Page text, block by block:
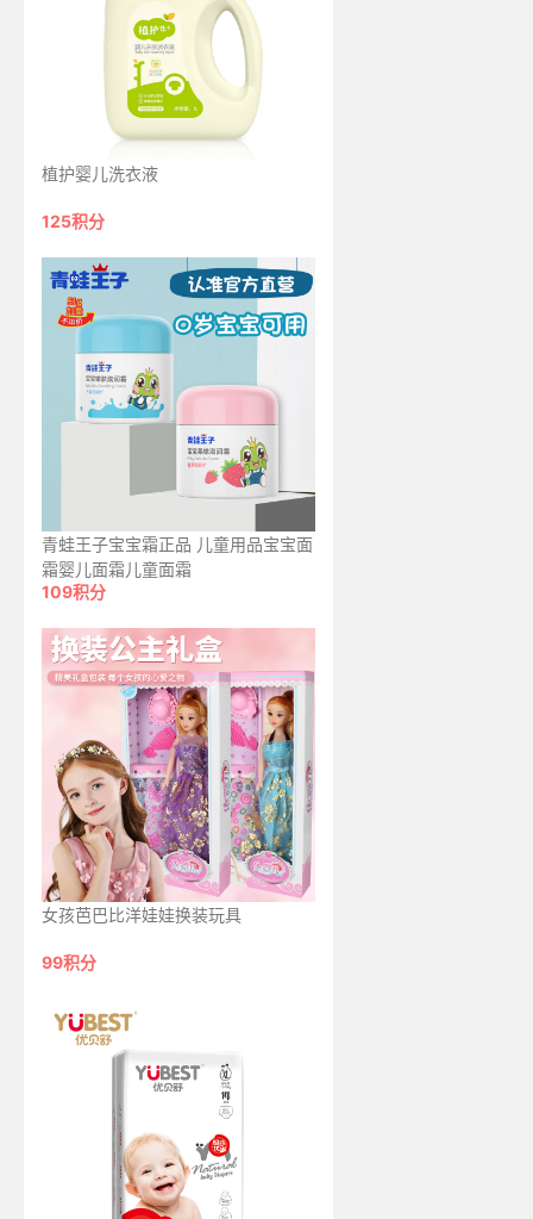
植护婴儿洗衣液
125积分
青蛙王子宝宝霜正品 儿童用品宝宝面
霜婴儿面霜儿童面霜
109积分
女孩芭巴比洋娃娃换装玩具
99积分